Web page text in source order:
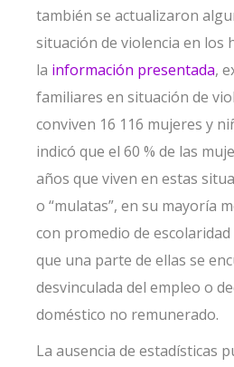
también se actualizaron
situación de violencia en los
la información presentada,
familiares en situación de
conviven 16 116 mujeres y
indicó que el 60 % de las
años que viven en estas
o “mulatas”, en su mayoría
con promedio de
que una parte de ellas se
desvinculada del empleo o
doméstico no remunerado.
La ausencia de estadísticas